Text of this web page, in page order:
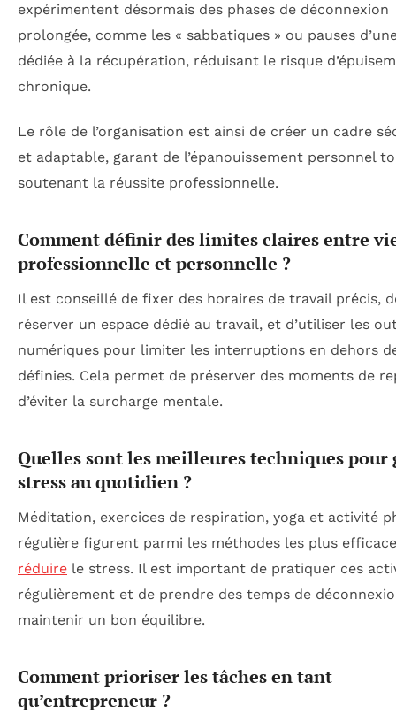
expérimentent désormais des phases de déconnexion
prolongée, comme les « sabbatiques » ou pauses
dédiée à la récupération, réduisant le risque
chronique.
Le rôle de l’organisation est ainsi de créer un cadre
et adaptable, garant de l’épanouissement personnel
soutenant la réussite professionnelle.
Comment définir des limites claires entre
professionnelle et personnelle ?
Il est conseillé de fixer des horaires de travail précis,
réserver un espace dédié au travail, et d’utiliser les
numériques pour limiter les interruptions en dehors
définies. Cela permet de préserver des moments de
d’éviter la surcharge mentale.
Quelles sont les meilleures techniques pour
stress au quotidien ?
Méditation, exercices de respiration, yoga et activité
régulière figurent parmi les méthodes les plus
réduire le stress. Il est important de pratiquer ces
régulièrement et de prendre des temps de
maintenir un bon équilibre.
Comment prioriser les tâches en tant
qu’entrepreneur ?